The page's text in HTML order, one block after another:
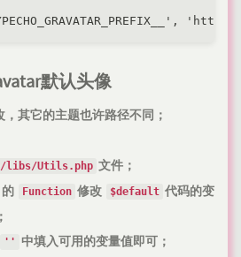
'https
默认头像
，其它的主题也许路径不同；
libs/Utils.php 文件；
的 Function 修改 $default 代码的变
'' 中填入可用的变量值即可；